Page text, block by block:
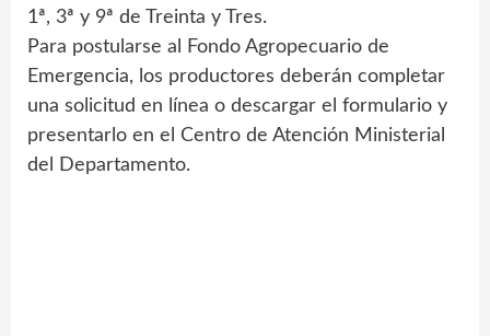
1ª, 3ª y 9ª de Treinta y Tres.
Para postularse al Fondo Agropecuario de
Emergencia, los productores deberán completar
una solicitud en línea o descargar el formulario y
presentarlo en el Centro de Atención Ministerial
del Departamento.